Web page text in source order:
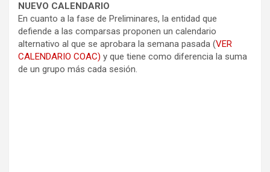
NUEVO CALENDARIO
En cuanto a la fase de Preliminares, la entidad que
defiende a las comparsas proponen un calendario
alternativo al que se aprobara la semana pasada (VER
CALENDARIO COAC) y que tiene como diferencia la suma
de un grupo más cada sesión.